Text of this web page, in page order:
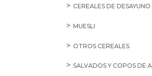
CEREALES DE DESAYUNO
MUESLI
OTROS CEREALES
SALVADOS Y COPOS DE